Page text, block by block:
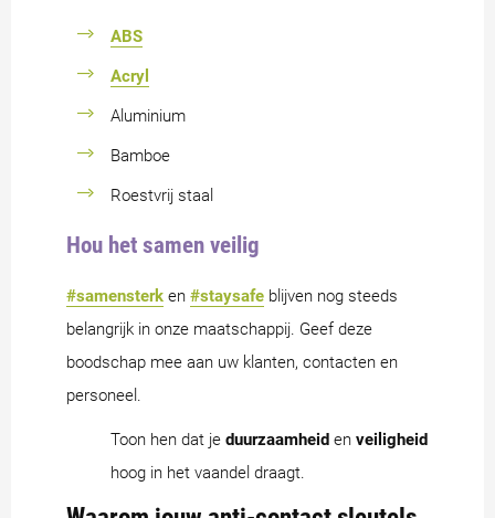
ABS
Acryl
Aluminium
Bamboe
Roestvrij staal
Hou het samen veilig
#samensterk en #staysafe blijven nog steeds
belangrijk in onze maatschappij. Geef deze
boodschap mee aan uw klanten, contacten en
personeel.
Toon hen dat je duurzaamheid en veiligheid
hoog in het vaandel draagt.